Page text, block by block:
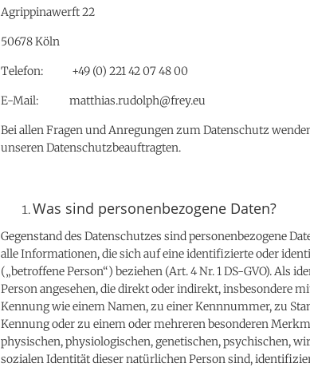
Agrippinawerft 22
50678 Köln
Telefon: +49 (0) 221 42 07 48 00
E-Mail: matthias.rudolph@frey.eu
Bei allen Fragen und Anregungen zum Datenschutz
unseren Datenschutzbeauftragten.
Was sind personenbezogene Daten?
Gegenstand des Datenschutzes sind personenbezogene
alle Informationen, die sich auf eine identifizierte oder
(„betroffene Person“) beziehen (Art. 4 Nr. 1 DS-GVO). Als
Person angesehen, die direkt oder indirekt, insbesondere
Kennung wie einem Namen, zu einer Kennnummer, zu
Kennung oder zu einem oder mehreren besonderen
physischen, physiologischen, genetischen, psychischen,
sozialen Identität dieser natürlichen Person sind,